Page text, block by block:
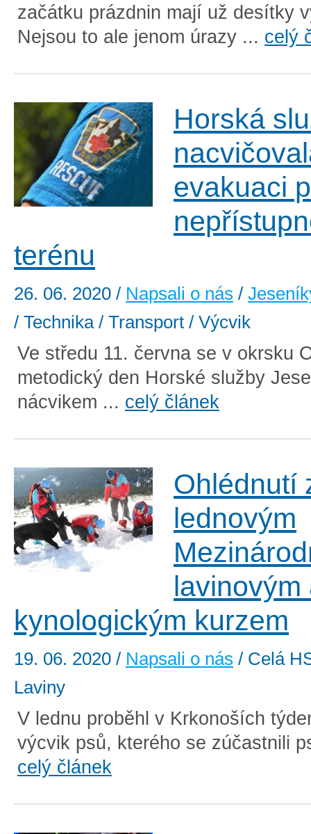
začátku prázdnin mají už desítky
Nejsou to ale jenom úrazy ... celý
Horská
evakuaci
terénu
26. 06. 2020 / Napsali o nás /
/ Technika / Transport / Výcvik
Ve středu 11. června se v okrsku
metodický den Horské služby
nácvikem ... celý článek
Ohlédnutí
lednovým
lavinovým
kynologickým kurzem
19. 06. 2020 / Napsali o nás / Celá
Laviny
V lednu proběhl v Krkonoších
výcvik psů, kterého se zúčastnili
celý článek